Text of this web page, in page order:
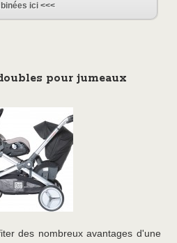
ici <<<
pour jumeaux
des nombreux avantages d'une